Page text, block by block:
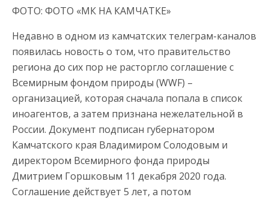
ФОТО: ФОТО «МК НА КАМЧАТКЕ»
Недавно в одном из камчатских телеграм-каналов
появилась новость о том, что правительство
региона до сих пор не расторгло соглашение с
Всемирным фондом природы (WWF) –
организацией, которая сначала попала в список
иноагентов, а затем признана нежелательной в
России. Документ подписан губернатором
Камчатского края Владимиром Солодовым и
директором Всемирного фонда природы
Дмитрием Горшковым 11 декабря 2020 года.
Соглашение действует 5 лет, а потом